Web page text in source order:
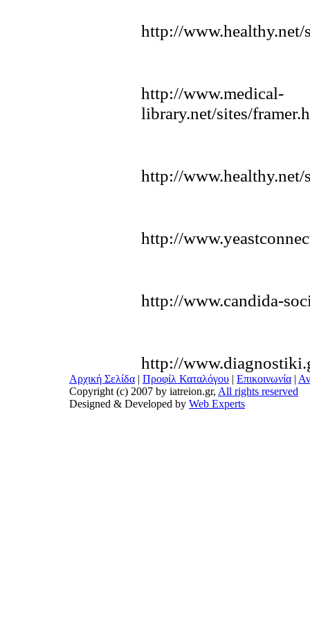
http://
http://www.medical-
library.net/sites/
http://www.healthy.net/
http://
http://www.candida-
http://
Αρχική Σελίδα | Προφίλ Καταλόγου | Επικοινωνία |
Copyright (c) 2007 by iatreion.gr, All rights reserved
Designed & Developed by Web Experts